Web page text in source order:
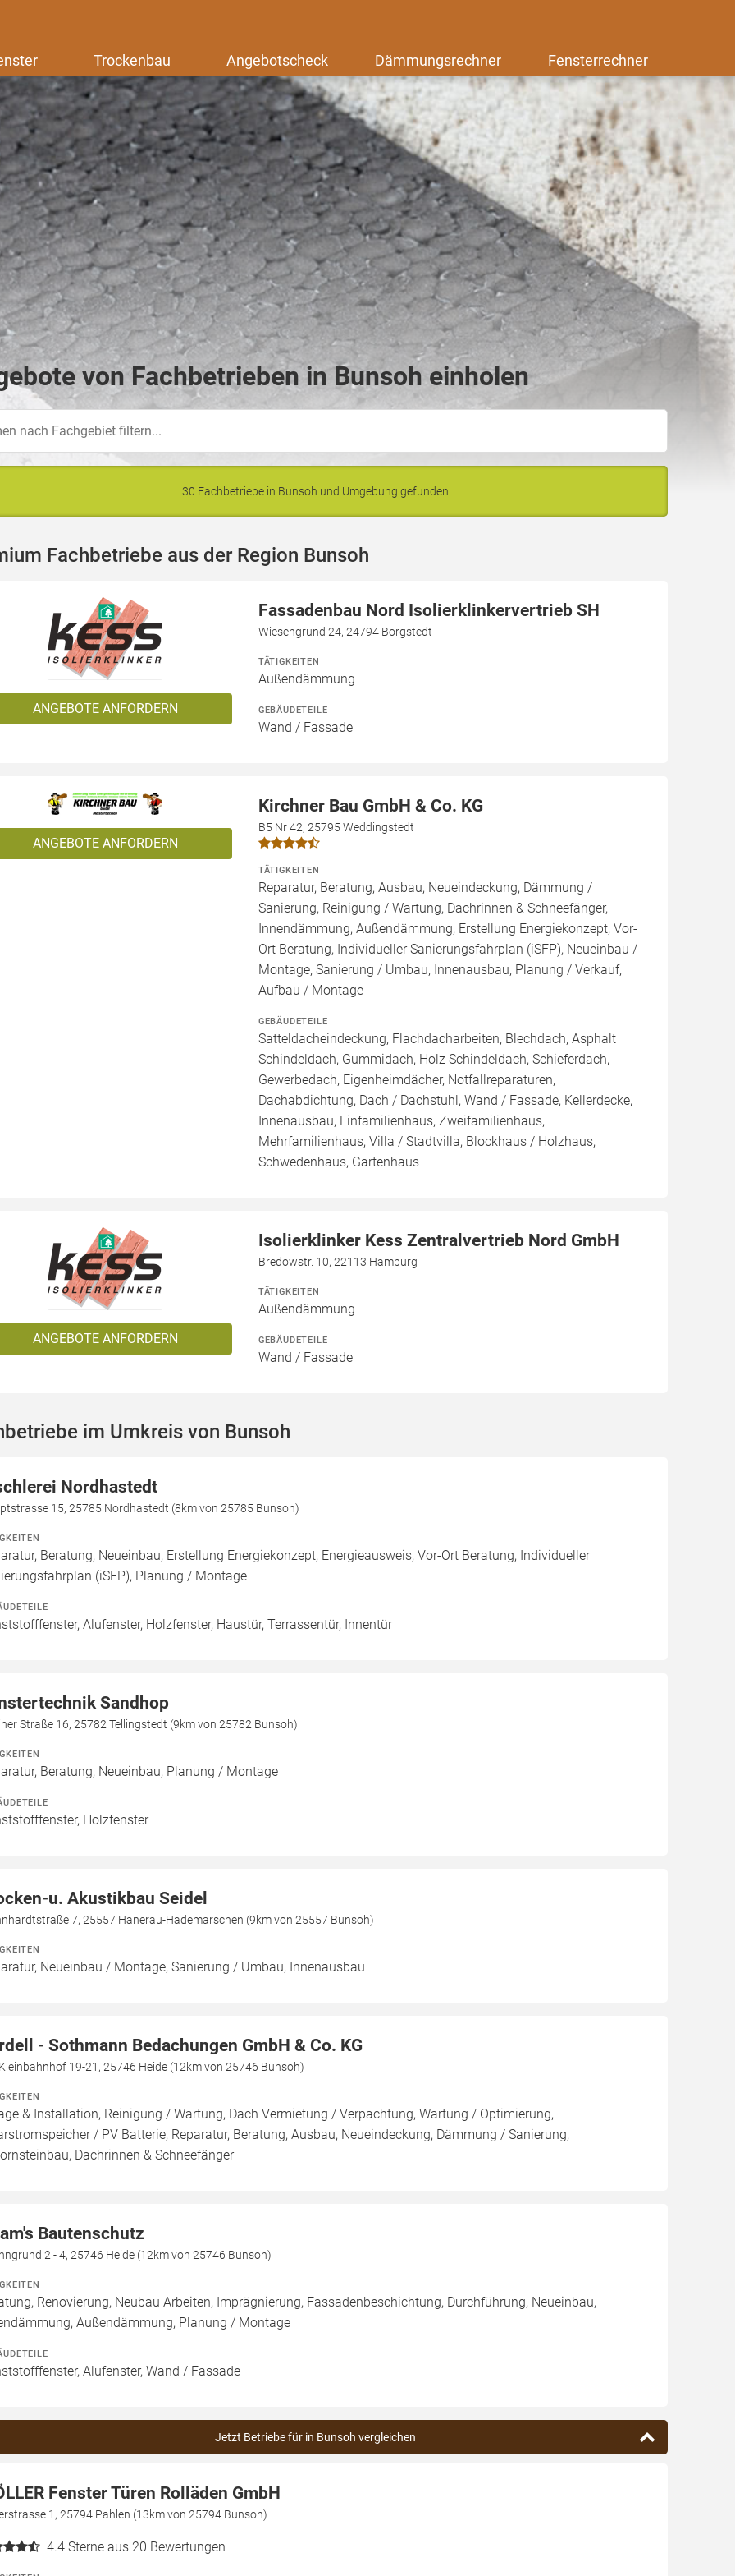
Trockenbau Angebotscheck Dämmungsrechner Fensterrechner
von Fachbetrieben in Bunsoh einholen
30 Fachbetriebe in Bunsoh und Umgebung gefunden
Fachbetriebe aus der Region Bunsoh
ANGEBOTE ANFORDERN
Fassadenbau Nord Isolierklinkervertrieb SH
Wiesengrund 24, 24794 Borgstedt
TÄTIGKEITEN
Außendämmung
GEBÄUDETEILE
Wand / Fassade
ANGEBOTE ANFORDERN
Kirchner Bau GmbH & Co. KG
B5 Nr 42, 25795 Weddingstedt
TÄTIGKEITEN
Reparatur, Beratung, Ausbau, Neueindeckung, Dämmung /
Sanierung, Reinigung / Wartung, Dachrinnen & Schneefänger,
Innendämmung, Außendämmung, Erstellung Energiekonzept, Vor-
Ort Beratung, Individueller Sanierungsfahrplan (iSFP), Neueinbau /
Montage, Sanierung / Umbau, Innenausbau, Planung / Verkauf,
Aufbau / Montage
GEBÄUDETEILE
Satteldacheindeckung, Flachdacharbeiten, Blechdach, Asphalt
Schindeldach, Gummidach, Holz Schindeldach, Schieferdach,
Gewerbedach, Eigenheimdächer, Notfallreparaturen,
Dachabdichtung, Dach / Dachstuhl, Wand / Fassade, Kellerdecke,
Innenausbau, Einfamilienhaus, Zweifamilienhaus,
Mehrfamilienhaus, Villa / Stadtvilla, Blockhaus / Holzhaus,
Schwedenhaus, Gartenhaus
ANGEBOTE ANFORDERN
Isolierklinker Kess Zentralvertrieb Nord GmbH
Bredowstr. 10, 22113 Hamburg
TÄTIGKEITEN
Außendämmung
GEBÄUDETEILE
Wand / Fassade
im Umkreis von Bunsoh
Nordhastedt
15, 25785 Nordhastedt (8km von 25785 Bunsoh)
Beratung, Neueinbau, Erstellung Energiekonzept, Energieausweis, Vor-Ort Beratung, Individueller
(iSFP), Planung / Montage
Alufenster, Holzfenster, Haustür, Terrassentür, Innentür
Sandhop
Straße 16, 25782 Tellingstedt (9km von 25782 Bunsoh)
Beratung, Neueinbau, Planung / Montage
Holzfenster
u. Akustikbau Seidel
7, 25557 Hanerau-Hademarschen (9km von 25557 Bunsoh)
Neueinbau / Montage, Sanierung / Umbau, Innenausbau
- Sothmann Bedachungen GmbH & Co. KG
19-21, 25746 Heide (12km von 25746 Bunsoh)
& Installation, Reinigung / Wartung, Dach Vermietung / Verpachtung, Wartung / Optimierung,
/ PV Batterie, Reparatur, Beratung, Ausbau, Neueindeckung, Dämmung / Sanierung,
Dachrinnen & Schneefänger
Bautenschutz
2 - 4, 25746 Heide (12km von 25746 Bunsoh)
Renovierung, Neubau Arbeiten, Imprägnierung, Fassadenbeschichtung, Durchführung, Neueinbau,
Außendämmung, Planung / Montage
Alufenster, Wand / Fassade
Jetzt Betriebe für in Bunsoh vergleichen
Fenster Türen Rolläden GmbH
1, 25794 Pahlen (13km von 25794 Bunsoh)
4.4 Sterne aus 20 Bewertungen